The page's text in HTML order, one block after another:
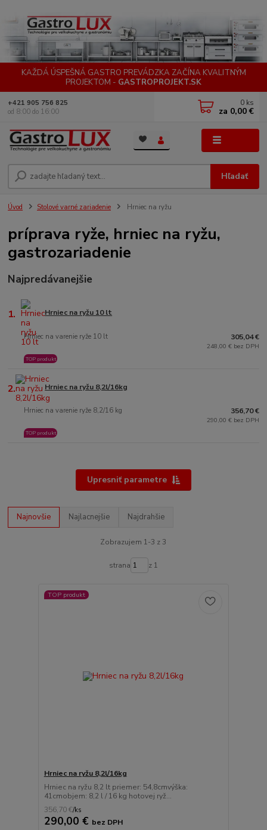
KAŽDÁ ÚSPEŠNÁ GASTRO PREVÁDZKA ZAČÍNA KVALITNÝM
PROJEKTOM - GASTROPROJEKT.SK
Hľadať
+421 905 756 825
od 8:00 do 16:00
0 ks
za 0,00 €
Úvod Stolové varné zariadenie Hrniec na ryžu
príprava ryže, hrniec na ryžu,
gastrozariadenie
Najpredávanejšie
1. Hrniec na ryžu 10 lt
Hrniec na varenie ryže 10 lt
TOP produkt
305,04 €
248,00 € bez DPH
2. Hrniec na ryžu 8,2l/16kg
Hrniec na varenie ryže 8,2/16 kg
TOP produkt
356,70 €
290,00 € bez DPH
Upresniť parametre
Najnovšie Najlacnejšie Najdrahšie
Zobrazujem 1-3 z 3
strana z 1
TOP produkt
Hrniec na ryžu 8,2l/16kg
Hrniec na ryžu 8,2 lt priemer: 54,8cmvýška:
41cmobjem: 8,2 l / 16 kg hotovej ryž...
356,70 €/ks
290,00 € bez DPH